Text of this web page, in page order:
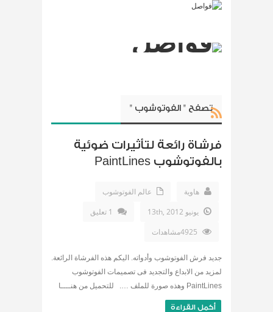
تصفح " الفوتوشوب "
فرشاة رائعة لتأثيرات ضوئية
بالفوتوشوب PaintLines
هاوية
عالم الفوتوشوب
يونيو 13th, 2012
1 تعليق
جديد فرش الفوتوشوب وأدواته. اليكم هذه الفرشاة الرائعة.
لمزيد من الابداع والتجديد فى تصميمات الفوتوشوب
PaintLines وهذه صورة للملف …. للتحميل من هنــــا
أكمل القراءة